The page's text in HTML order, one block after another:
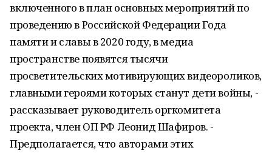
включенного в план основных мероприятий по
проведению в Российской Федерации Года
памяти и славы в 2020 году, в медиа
пространстве появятся тысячи
просветительских мотивирующих видеороликов,
главными героями которых станут дети войны, -
рассказывает руководитель оргкомитета
проекта, член ОП РФ Леонид Шафиров. -
Предполагается, что авторами этих